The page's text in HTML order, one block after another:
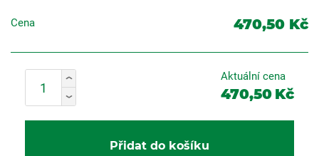
Cena 470,50 Kč
Aktuální cena
470,50 Kč
Přidat do košíku